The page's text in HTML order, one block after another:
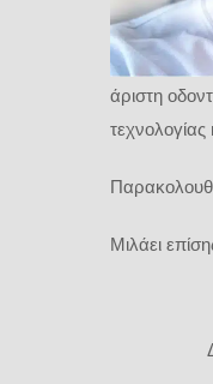
άριστη
Μιλάει